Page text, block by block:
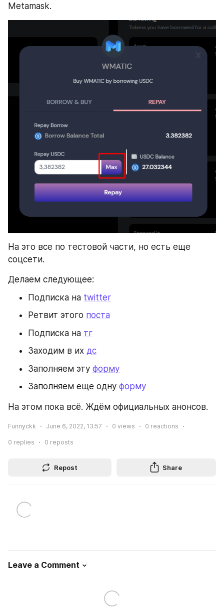
Metamask.
На это все по тестовой части, но есть еще
соцсети.
Делаем следующее:
Подписка на twitter
Ретвит этого поста
Подписка на тг
Заходим в их дс
Заполняем эту форму
Заполняем еще одну форму
На этом пока всё. Ждём официальных анонсов.
Funnyckk June 6, 2022, 13:57 0 views 0 reactions
0 replies 0 reposts
Repost Share
Leave a Comment